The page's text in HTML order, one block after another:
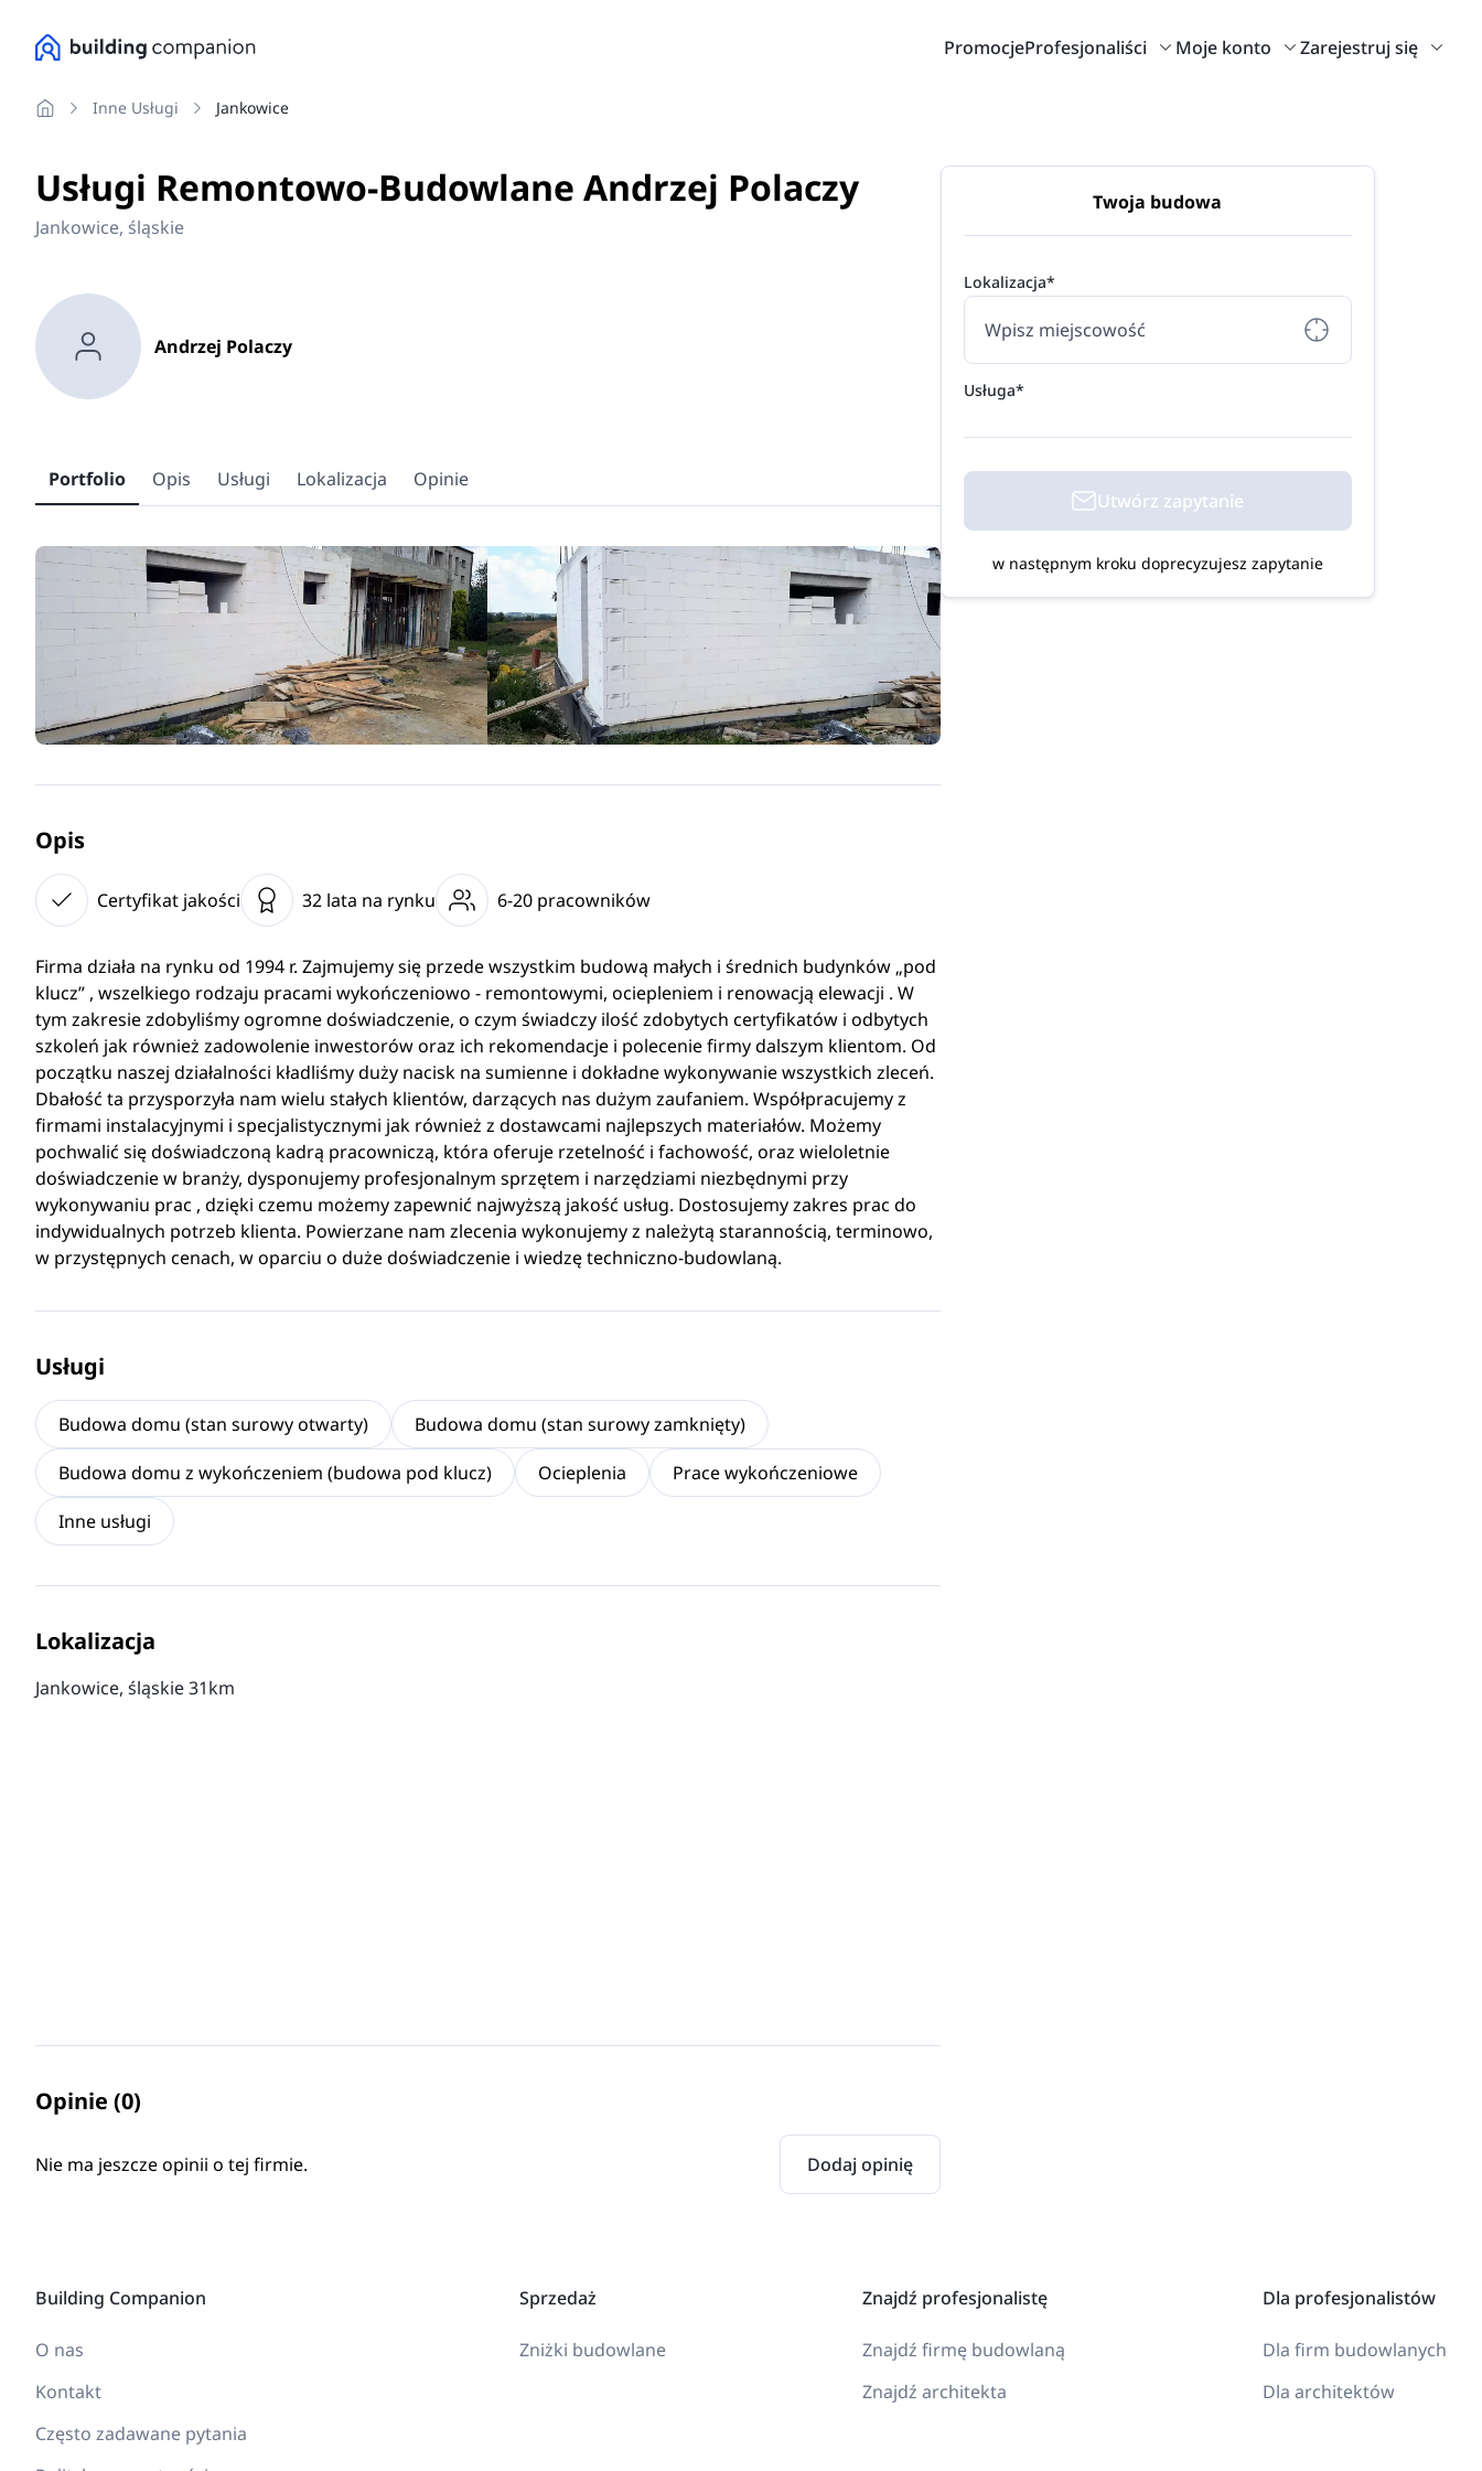
PromocjeProfesjonaliści Moje konto Zarejestruj się
Inne Usługi Jankowice
Usługi Remontowo-Budowlane Andrzej Polaczy
Jankowice, śląskie
Andrzej Polaczy
Portfolio Opis Usługi Lokalizacja Opinie
Opis
Certyfikat jakości 32 lata na rynku 6-20 pracowników
Firma działa na rynku od 1994 r. Zajmujemy się przede wszystkim budową małych i średnich budynków „pod
klucz” , wszelkiego rodzaju pracami wykończeniowo - remontowymi, ociepleniem i renowacją elewacji . W
tym zakresie zdobyliśmy ogromne doświadczenie, o czym świadczy ilość zdobytych certyfikatów i odbytych
szkoleń jak również zadowolenie inwestorów oraz ich rekomendacje i polecenie firmy dalszym klientom. Od
początku naszej działalności kładliśmy duży nacisk na sumienne i dokładne wykonywanie wszystkich zleceń.
Dbałość ta przysporzyła nam wielu stałych klientów, darzących nas dużym zaufaniem. Współpracujemy z
firmami instalacyjnymi i specjalistycznymi jak również z dostawcami najlepszych materiałów. Możemy
pochwalić się doświadczoną kadrą pracowniczą, która oferuje rzetelność i fachowość, oraz wieloletnie
doświadczenie w branży, dysponujemy profesjonalnym sprzętem i narzędziami niezbędnymi przy
wykonywaniu prac , dzięki czemu możemy zapewnić najwyższą jakość usług. Dostosujemy zakres prac do
indywidualnych potrzeb klienta. Powierzane nam zlecenia wykonujemy z należytą starannością, terminowo,
w przystępnych cenach, w oparciu o duże doświadczenie i wiedzę techniczno-budowlaną.
Usługi
Budowa domu (stan surowy otwarty)
Budowa domu (stan surowy zamknięty)
Budowa domu z wykończeniem (budowa pod klucz)
Ocieplenia
Prace wykończeniowe
Inne usługi
Lokalizacja
Jankowice, śląskie 31km
Opinie (0)
Nie ma jeszcze opinii o tej firmie. Dodaj opinię
Twoja budowa
Lokalizacja*
Usługa*
Utwórz zapytanie
w następnym kroku doprecyzujesz zapytanie
Building Companion
O nas
Kontakt
Często zadawane pytania
Sprzedaż
Zniżki budowlane
Znajdź profesjonalistę
Znajdź firmę budowlaną
Znajdź architekta
Dla profesjonalistów
Dla firm budowlanych
Dla architektów